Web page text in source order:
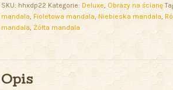
SKU:hhxdp22 Kategorie: Deluxe, Obrazy na ścianę
mandala, Fioletowa mandala,Niebieska mandala,
mandala, Żółta mandala
Opis